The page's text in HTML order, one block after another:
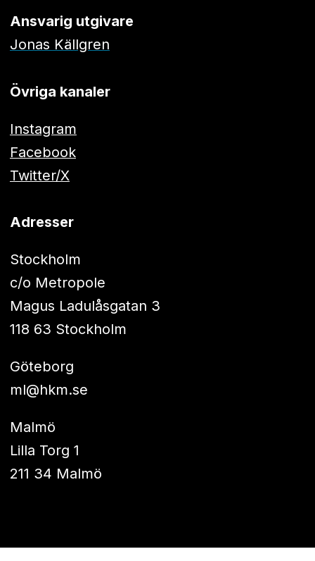
Ansvarig utgivare
Jonas Källgren
Övriga kanaler
Instagram
Facebook
Twitter/X
Adresser
Stockholm
c/o Metropole
Magus Ladulåsgatan 3
118 63 Stockholm
Göteborg
ml@hkm.se
Malmö
Lilla Torg 1
211 34 Malmö